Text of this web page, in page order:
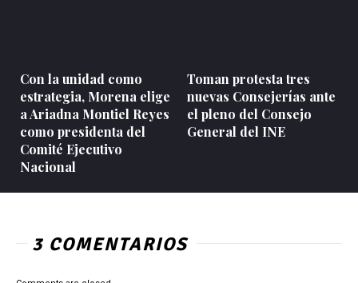
Con la unidad como
estrategia, Morena elige
a Ariadna Montiel Reyes
como presidenta del
Comité Ejecutivo
Nacional
Toman protesta tres
nuevas Consejerías ante
el pleno del Consejo
General del INE
3 COMENTARIOS